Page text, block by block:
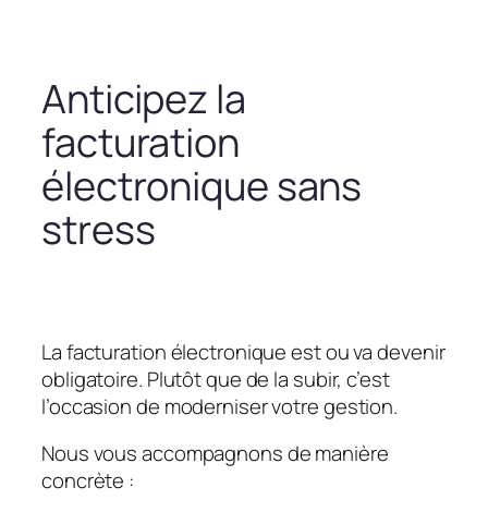
Anticipez la
facturation
électronique sans
stress
La facturation électronique est ou va devenir
obligatoire. Plutôt que de la subir, c’est
l’occasion de moderniser votre gestion.
Nous vous accompagnons de manière
concrète :